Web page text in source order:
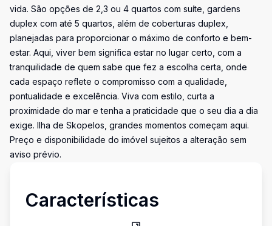
vida. São opções de 2,3 ou 4 quartos com suíte, gardens
duplex com até 5 quartos, além de coberturas duplex,
planejadas para proporcionar o máximo de conforto e bem-
estar. Aqui, viver bem significa estar no lugar certo, com a
tranquilidade de quem sabe que fez a escolha certa, onde
cada espaço reflete o compromisso com a qualidade,
pontualidade e excelência. Viva com estilo, curta a
proximidade do mar e tenha a praticidade que o seu dia a dia
exige. Ilha de Skopelos, grandes momentos começam aqui.
Preço e disponibilidade do imóvel sujeitos a alteração sem
aviso prévio.
Características